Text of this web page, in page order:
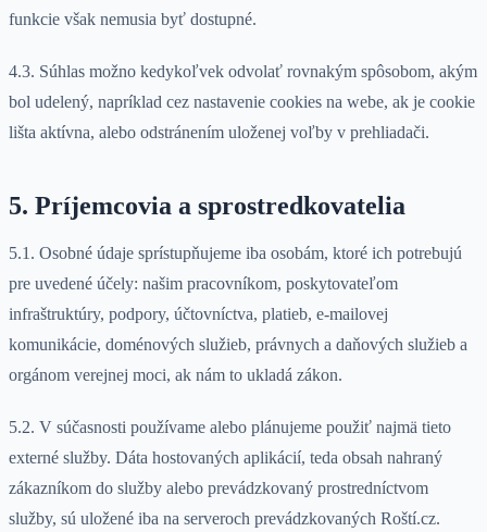
funkcie však nemusia byť dostupné.
4.3. Súhlas možno kedykoľvek odvolať rovnakým spôsobom, akým
bol udelený, napríklad cez nastavenie cookies na webe, ak je cookie
lišta aktívna, alebo odstránením uloženej voľby v prehliadači.
5. Príjemcovia a sprostredkovatelia
5.1. Osobné údaje sprístupňujeme iba osobám, ktoré ich potrebujú
pre uvedené účely: našim pracovníkom, poskytovateľom
infraštruktúry, podpory, účtovníctva, platieb, e-mailovej
komunikácie, doménových služieb, právnych a daňových služieb a
orgánom verejnej moci, ak nám to ukladá zákon.
5.2. V súčasnosti používame alebo plánujeme použiť najmä tieto
externé služby. Dáta hostovaných aplikácií, teda obsah nahraný
zákazníkom do služby alebo prevádzkovaný prostredníctvom
služby, sú uložené iba na serveroch prevádzkovaných Roští.cz.